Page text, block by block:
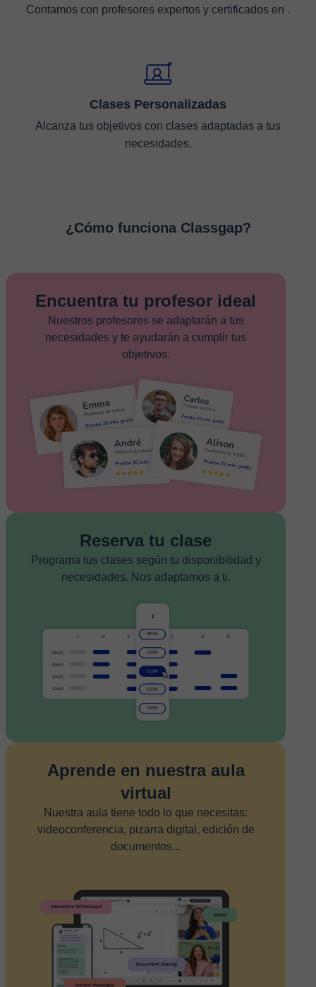
Contamos con profesores expertos y certificados en .
Clases Personalizadas
Alcanza tus objetivos con clases adaptadas a tus
necesidades.
¿Cómo funciona Classgap?
Encuentra tu profesor ideal
Nuestros profesores se adaptarán a tus
necesidades y te ayudarán a cumplir tus
objetivos.
Reserva tu clase
Programa tus clases según tu disponibilidad y
necesidades. Nos adaptamos a ti.
Aprende en nuestra aula
virtual
Nuestra aula tiene todo lo que necesitas:
videoconferencia, pizarra digital, edición de
documentos...